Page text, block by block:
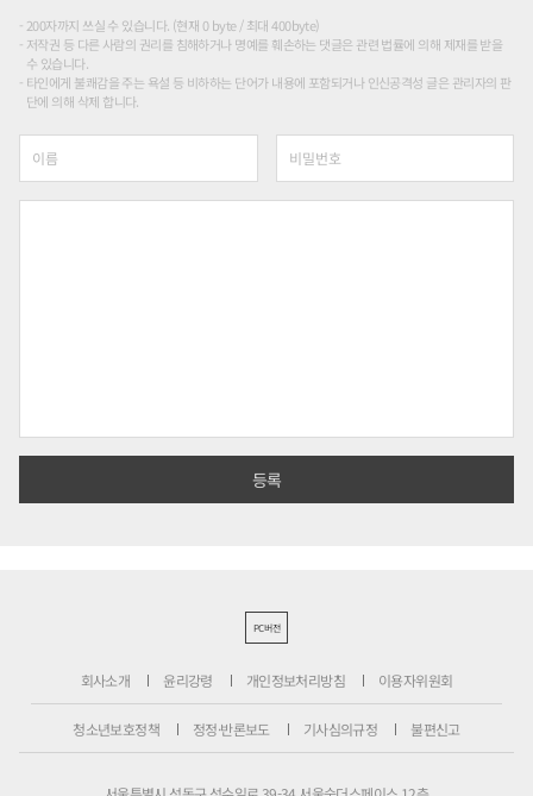
200자까지 쓰실 수 있습니다. (현재 0 byte / 최대 400byte)
저작권 등 다른 사람의 권리를 침해하거나 명예를 훼손하는 댓글은 관련 법률에 의해 제재를 받을
수 있습니다.
타인에게 불쾌감을 주는 욕설 등 비하하는 단어가 내용에 포함되거나 인신공격성 글은 관리자의 판
단에 의해 삭제 합니다.
PC버전
회사소개 윤리강령 개인정보처리방침 이용자위원회
청소년보호정책 정정·반론보도 기사심의규정 불편신고